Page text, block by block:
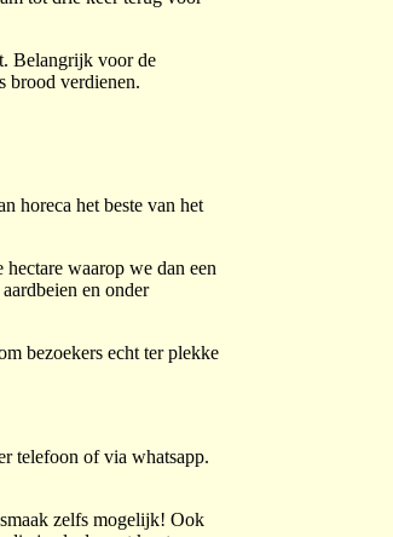
Belangrijk voor de
brood verdienen.
horeca het beste van het
waarop we dan een
en onder
bezoekers echt ter plekke
telefoon of via whatsapp.
zelfs mogelijk! Ook